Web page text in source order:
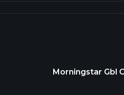
Morningstar Gbl